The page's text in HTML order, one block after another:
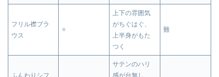
フリル襟ブラ
ウス
⭐
上下の雰囲気
がちぐはぐ、
上半身がもた
つく
難
ふんわりシフ
サテンのハリ
感が台無し、